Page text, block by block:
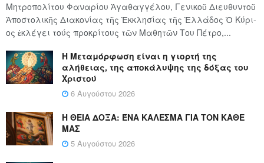
Μητροπολίτου Φαναρίου Ἀγαθαγγέλου, Γενικοῦ Διευθυντοῦ
Ἀποστολικῆς Διακονίας τῆς Ἐκκλησίας τῆς Ἑλλάδος Ὁ Κύ­ρι­
ος ἐκλέγει τούς προ­κρί­τους τῶν Μα­θη­τῶν Του Πέ­τρο,...
Η Μεταμόρφωση είναι η γιορτή της
αλήθειας, της αποκάλυψης της δόξας του
Χριστού
6 Αυγούστου 2026
Η ΘΕΙΑ ΔΟΞΑ: ΈΝΑ ΚΑΛΕΣΜΑ ΓΙΑ ΤΟΝ ΚΑΘΕ
ΜΑΣ
5 Αυγούστου 2026